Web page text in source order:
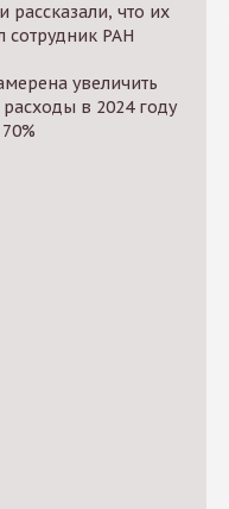
рассказали, что их
сотрудник РАН
увеличить
в 2024 году